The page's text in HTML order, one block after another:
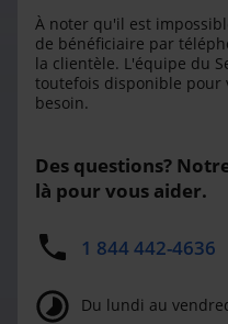
À noter qu'il est
de bénéficiaire par
la clientèle. L'équipe du
toutefois disponible pour
besoin.
Des questions?
là pour vous aider.
1 844 442-4636
Du lundi au